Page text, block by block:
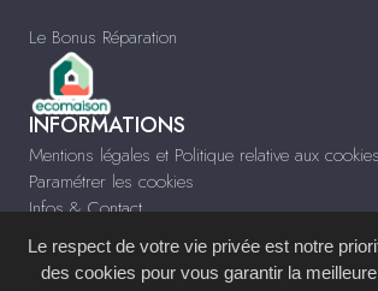
Le Bonus Réparation
INFORMATIONS
Mentions légales et Politique relative aux cookies
Paramétrer les cookies
Infos & Contact
Le respect de votre vie privée est notre
des cookies pour vous garantir la